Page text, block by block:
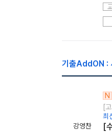
기출AddON :
강영찬
N
[
최
[